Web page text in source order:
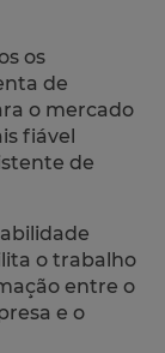
os
de
o mercado
fiável
de
o trabalho
entre o
e o